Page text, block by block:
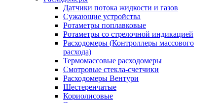
Датчики потока жидкости и газов
Сужающие устройства
Ротаметры поплавковые
Ротаметры со стрелочной индикацией
Расходомеры (Контроллеры массового
расхода)
Термомассовые расходомеры
Смотровые стекла-счетчики
Расходомеры Вентури
Шестеренчатые
Кориолисовые